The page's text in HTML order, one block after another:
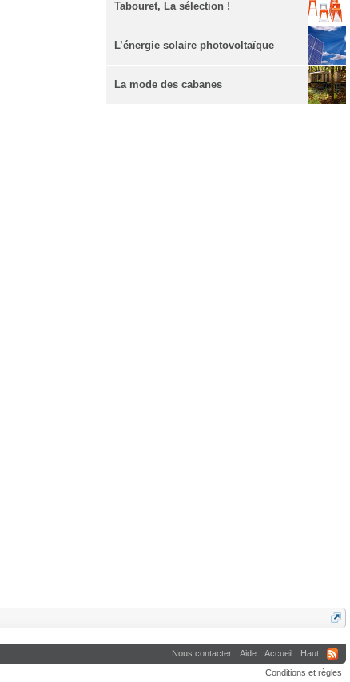
Tabouret, La sélection !
L’énergie solaire photovoltaïque
La mode des cabanes
Nous contacter Aide Accueil
Haut
Conditions et règles